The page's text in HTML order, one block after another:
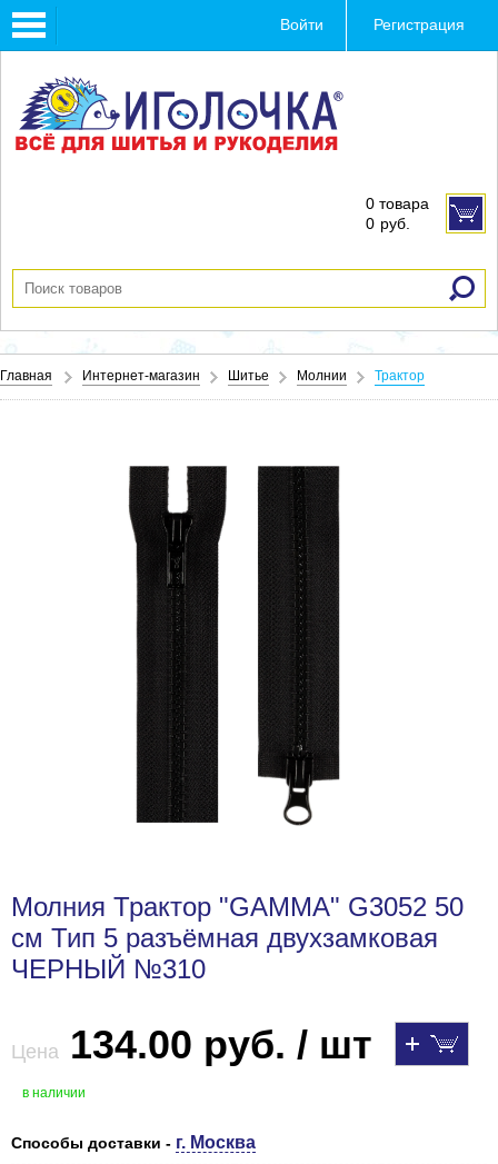
Toggle
navigation
Войти Регистрация
0 товара
0 руб.
Главная Интернет-магазин Шитье Молнии Трактор
Молния Трактор "GAMMA" G3052 50
см Тип 5 разъёмная двухзамковая
ЧЕРНЫЙ №310
Цена 134.00 руб. / шт
в наличии
Способы доставки - г. Москва